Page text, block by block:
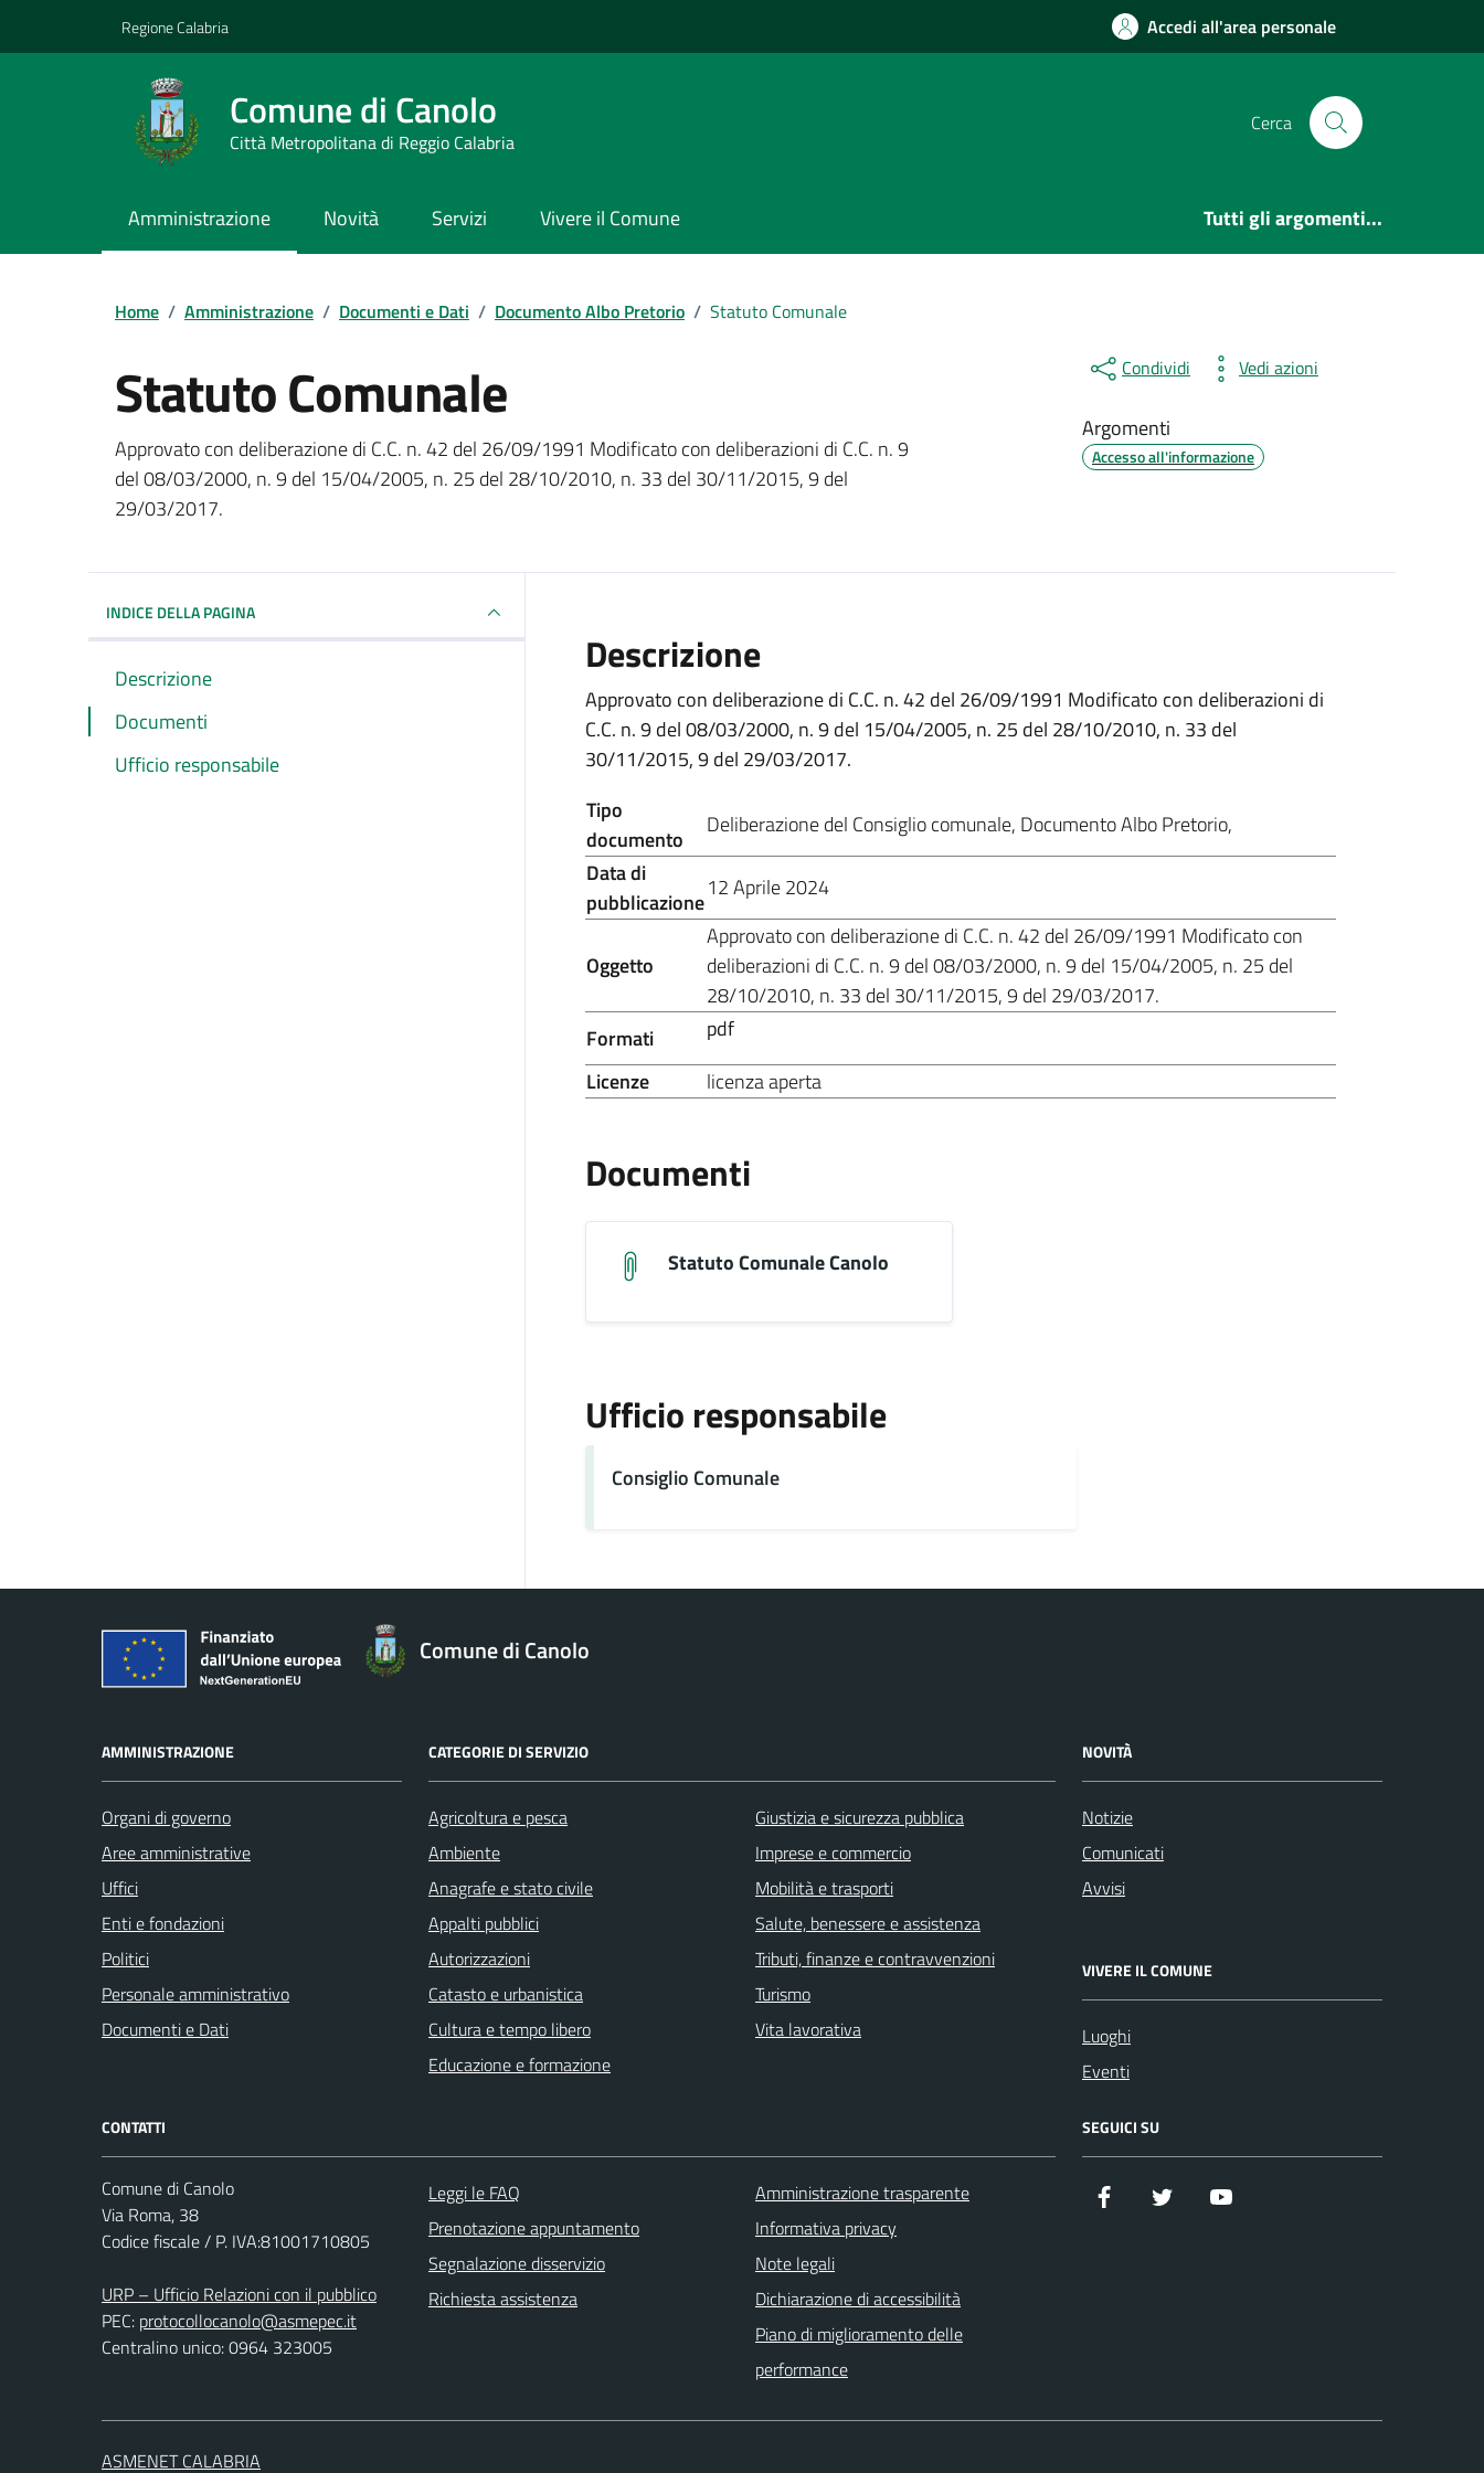
Regione Calabria Accedi all'area personale
Comune di Canolo
Città Metropolitana di Reggio Calabria
Cerca
Amministrazione Novità Servizi Vivere il Comune Tutti gli argomenti...
Home / Amministrazione / Documenti e Dati / Documento Albo Pretorio / Statuto Comunale
Statuto Comunale
Dettagli del documento
Approvato con deliberazione di C.C. n. 42 del 26/09/1991 Modificato con deliberazioni di C.C. n. 9
del 08/03/2000, n. 9 del 15/04/2005, n. 25 del 28/10/2010, n. 33 del 30/11/2015, 9 del
29/03/2017.
Condividi Vedi azioni
Argomenti
Accesso all'informazione
INDICE DELLA PAGINA
Descrizione
Documenti
Ufficio responsabile
Descrizione
Approvato con deliberazione di C.C. n. 42 del 26/09/1991 Modificato con deliberazioni di
C.C. n. 9 del 08/03/2000, n. 9 del 15/04/2005, n. 25 del 28/10/2010, n. 33 del
30/11/2015, 9 del 29/03/2017.
Tipo
documento
Deliberazione del Consiglio comunale, Documento Albo Pretorio,
Data di
pubblicazione
12 Aprile 2024
Oggetto
Approvato con deliberazione di C.C. n. 42 del 26/09/1991 Modificato con
deliberazioni di C.C. n. 9 del 08/03/2000, n. 9 del 15/04/2005, n. 25 del
28/10/2010, n. 33 del 30/11/2015, 9 del 29/03/2017.
Formati
pdf
Licenze
licenza aperta
Documenti
Statuto Comunale Canolo
Ufficio responsabile
Consiglio Comunale
Comune di Canolo
AMMINISTRAZIONE
Organi di governo
Aree amministrative
Uffici
Enti e fondazioni
Politici
Personale amministrativo
Documenti e Dati
CATEGORIE DI SERVIZIO
Agricoltura e pesca
Ambiente
Anagrafe e stato civile
Appalti pubblici
Autorizzazioni
Catasto e urbanistica
Cultura e tempo libero
Educazione e formazione
Giustizia e sicurezza pubblica
Imprese e commercio
Mobilità e trasporti
Salute, benessere e assistenza
Tributi, finanze e contravvenzioni
Turismo
Vita lavorativa
NOVITÀ
Notizie
Comunicati
Avvisi
VIVERE IL COMUNE
Luoghi
Eventi
CONTATTI
Comune di Canolo
Via Roma, 38
Codice fiscale / P. IVA:81001710805
URP – Ufficio Relazioni con il pubblico
PEC: protocollocanolo@asmepec.it
Centralino unico: 0964 323005
Leggi le FAQ
Prenotazione appuntamento
Segnalazione disservizio
Richiesta assistenza
Amministrazione trasparente
Informativa privacy
Note legali
Dichiarazione di accessibilità
Piano di miglioramento delle
performance
SEGUICI SU
Facebook Twitter
ASMENET CALABRIA